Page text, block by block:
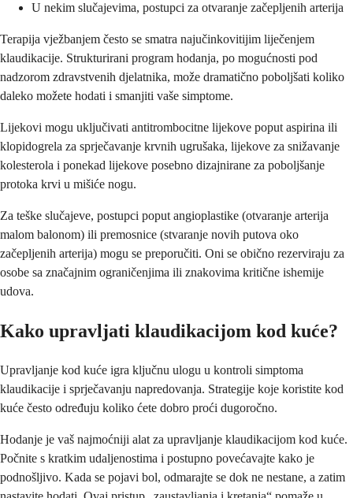
U nekim slučajevima, postupci za otvaranje začepljenih arterija
Terapija vježbanjem često se smatra najučinkovitijim liječenjem
klaudikacije. Strukturirani program hodanja, po mogućnosti pod
nadzorom zdravstvenih djelatnika, može dramatično poboljšati koliko
daleko možete hodati i smanjiti vaše simptome.
Lijekovi mogu uključivati antitrombocitne lijekove poput aspirina ili
klopidogrela za sprječavanje krvnih ugrušaka, lijekove za snižavanje
kolesterola i ponekad lijekove posebno dizajnirane za poboljšanje
protoka krvi u mišiće nogu.
Za teške slučajeve, postupci poput angioplastike (otvaranje arterija
malom balonom) ili premosnice (stvaranje novih putova oko
začepljenih arterija) mogu se preporučiti. Oni se obično rezerviraju za
osobe sa značajnim ograničenjima ili znakovima kritične ishemije
udova.
Kako upravljati klaudikacijom kod kuće?
Upravljanje kod kuće igra ključnu ulogu u kontroli simptoma
klaudikacije i sprječavanju napredovanja. Strategije koje koristite kod
kuće često određuju koliko ćete dobro proći dugoročno.
Hodanje je vaš najmoćniji alat za upravljanje klaudikacijom kod kuće.
Počnite s kratkim udaljenostima i postupno povećavajte kako je
podnošljivo. Kada se pojavi bol, odmarajte se dok ne nestane, a zatim